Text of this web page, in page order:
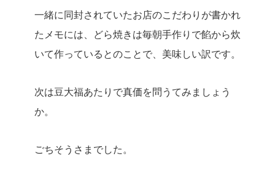
一緒に同封されていたお店のこだわりが書かれ
たメモには、どら焼きは毎朝手作りで餡から炊
いて作っているとのことで、美味しい訳です。
次は豆大福あたりで真価を問うてみましょう
か。
ごちそうさまでした。